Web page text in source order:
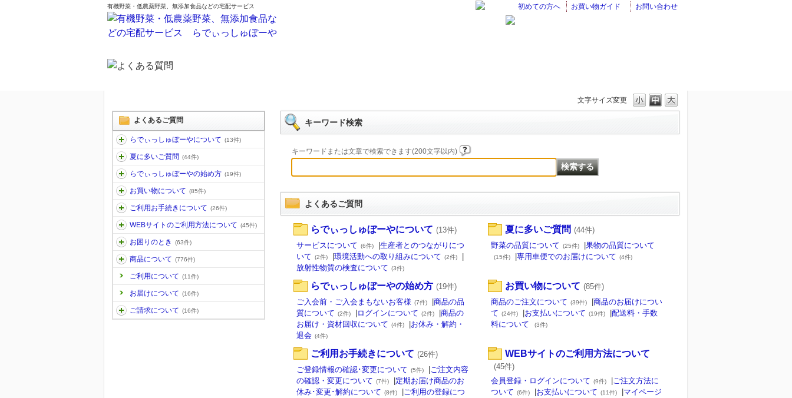
有機野菜・低農薬野菜、無添加食品などの宅配サービス 初めての方へ お買い物ガイド お問い合わせ
文字サイズ変更
よくあるご質問
らでぃっしゅぼーやについて (13件)
夏に多いご質問 (44件)
らでぃっしゅぼーやの始め方 (19件)
お買い物について (85件)
ご利用お手続きについて (26件)
WEBサイトのご利用方法について (45件)
お困りのとき (63件)
商品について (776件)
ご利用について (11件)
お届けについて (16件)
ご請求について (16件)
キーワード検索
キーワードまたは文章で検索できます(200文字以内)
よくあるご質問
らでぃっしゅぼーやについて (13件)
サービスについて (6件)
生産者とのつながりにつ
いて (2件) 環境活動への取り組みについて (2件)
放射性物質の検査について (3件)
夏に多いご質問 (44件)
野菜の品質について (25件) 果物の品質について
(15件) 専用車便でのお届けについて (4件)
らでぃっしゅぼーやの始め方 (19件)
ご入会前・ご入会まもないお客様 (7件)
商品の品
質について (2件) ログインについて (2件)
商品の
お届け・資材回収について (4件)
お休み・解約・
退会 (4件)
お買い物について (85件)
商品のご注文について (39件)
商品のお届けについ
て (24件) お支払いについて (19件)
配送料・手数
料について
(3件)
ご利用お手続きについて (26件)
ご登録情報の確認･変更について (5件)
ご注文内容
の確認・変更について (7件)
定期お届け商品のお
休み･変更･解約について (8件)
ご利用の登録につ
WEBサイトのご利用方法について
(45件)
会員登録・ログインについて (9件)
ご注文方法に
ついて (6件) お支払いについて (11件)
マイページ